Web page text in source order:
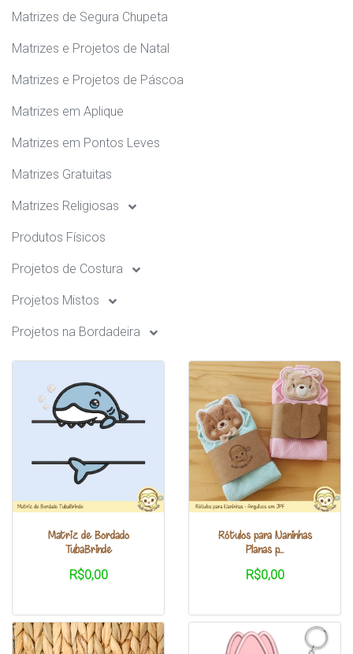
Matrizes de Segura Chupeta
Matrizes e Projetos de Natal
Matrizes e Projetos de Páscoa
Matrizes em Aplique
Matrizes em Pontos Leves
Matrizes Gratuitas
Matrizes Religiosas
Produtos Físicos
Projetos de Costura
Projetos Mistos
Projetos na Bordadeira
Matriz de Bordado
TubaBrinde
R$0,00
Rótulos para Naninhas
Planas p...
R$0,00